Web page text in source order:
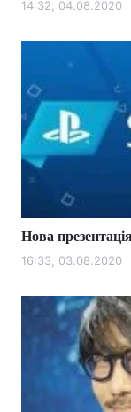
14:32, 04.08.2020
Нова
16:33, 03.08.2020